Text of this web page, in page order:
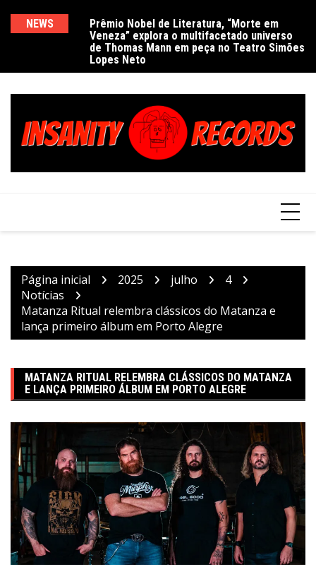
NEWS
Prêmio Nobel de Literatura, “Morte em
Veneza” explora o multifacetado universo
de Thomas Mann em peça no Teatro Simões
Lopes Neto
Página inicial 2025 julho
4
Notícias
Matanza Ritual relembra clássicos do Matanza e
lança primeiro álbum em Porto Alegre
MATANZA RITUAL RELEMBRA CLÁSSICOS DO MATANZA
E LANÇA PRIMEIRO ÁLBUM EM PORTO ALEGRE